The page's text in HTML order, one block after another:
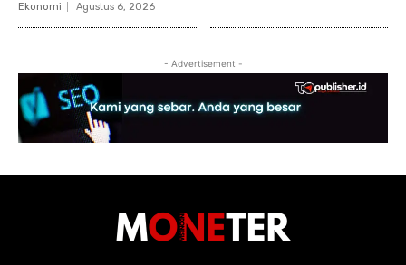
Ekonomi Agustus 6, 2026
- Advertisement -